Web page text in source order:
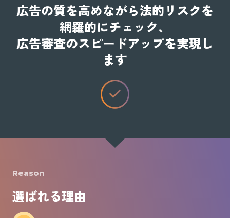
広告の質を高めながら法的リスクを
網羅的にチェック、
広告審査のスピードアップを実現し
ます
Reason
選ばれる理由